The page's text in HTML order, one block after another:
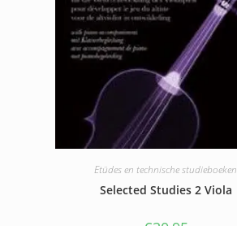
Etüdes en technische studieboeken
Selected Studies 2 Viola